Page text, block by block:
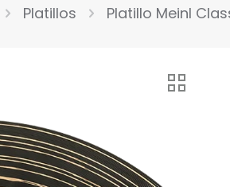
Platillos Platillo Meinl